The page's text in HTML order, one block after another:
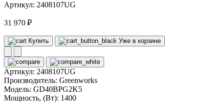
Артикул: 2408107UG
31 970 ₽
Купить Уже в корзине
Артикул: 2408107UG
Производитель: Greenworks
Модель: GD40BPG2K5
Мощность, (Вт): 1400